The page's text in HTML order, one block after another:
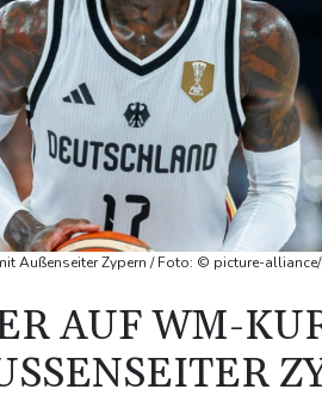
Außenseiter Zypern / Foto: © picture-
AUF WM-